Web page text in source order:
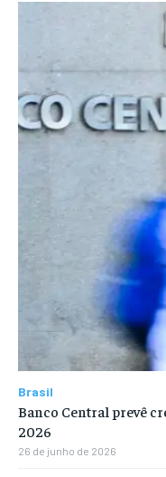
Brasil
Banco Central prevê
2026
26 de junho de 2026